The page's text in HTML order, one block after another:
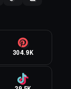
304.9K